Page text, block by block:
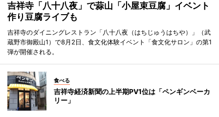
吉祥寺「八十八夜」で蒜山「小屋束豆腐」イベント
作り豆腐ライブも
吉祥寺のダイニングレストラン「八十八夜（はちじゅうはちや）」（武
蔵野市御殿山1）で8月2日、食文化体験イベント「食文化サロン」の第1
弾が開催される。
食べる
吉祥寺経済新聞の上半期PV1位は「ペンギンベーカ
リー」